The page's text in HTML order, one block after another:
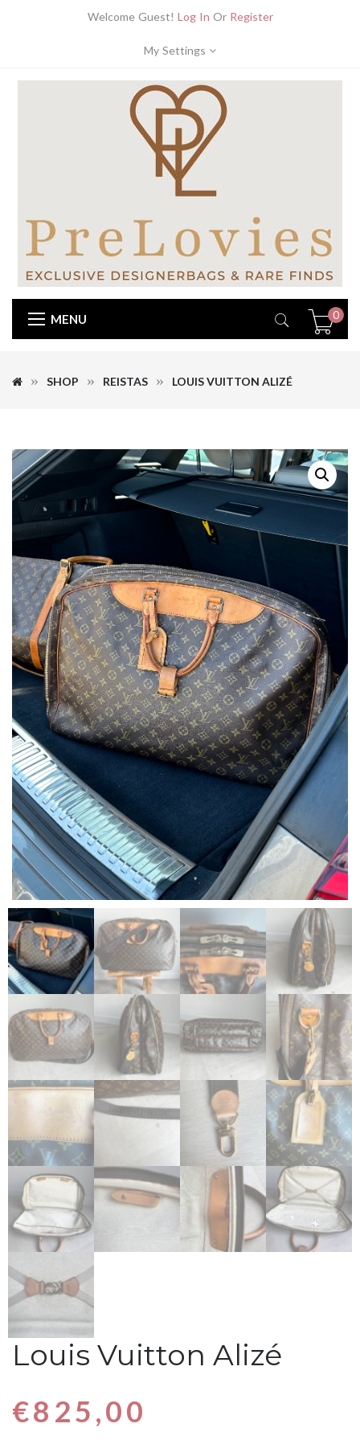
Welcome Guest! Log In Or Register
My Settings
MENU 0
SHOP REISTAS LOUIS VUITTON ALIZÉ
Louis Vuitton Alizé
€825,00